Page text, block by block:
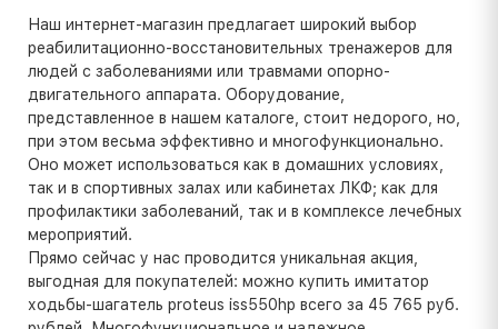
Наш интернет-магазин предлагает широкий выбор
реабилитационно-восстановительных тренажеров для
людей с заболеваниями или травмами опорно-
двигательного аппарата. Оборудование,
представленное в нашем каталоге, стоит недорого, но,
при этом весьма эффективно и многофункционально.
Оно может использоваться как в домашних условиях,
так и в спортивных залах или кабинетах ЛКФ; как для
профилактики заболеваний, так и в комплексе лечебных
мероприятий.
Прямо сейчас у нас проводится уникальная акция,
выгодная для покупателей: можно купить имитатор
ходьбы-шагатель proteus iss550hp всего за 45 765 руб.